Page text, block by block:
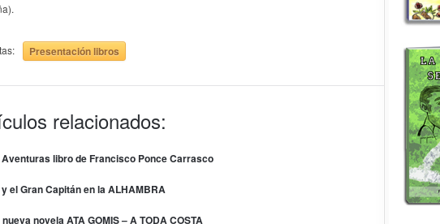
Presentación libros
relacionados:
Aventuras libro de Francisco Ponce Carrasco
el Gran Capitán en la ALHAMBRA
novela ATA GOMIS – A TODA COSTA